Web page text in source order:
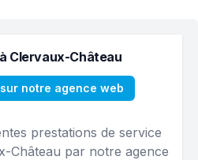
Clervaux-Château
notre agence web
prestations de service
Château par notre agence